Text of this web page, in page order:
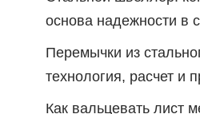
основа надежности в
Перемычки из
технология, расчет и
Как вальцевать лист